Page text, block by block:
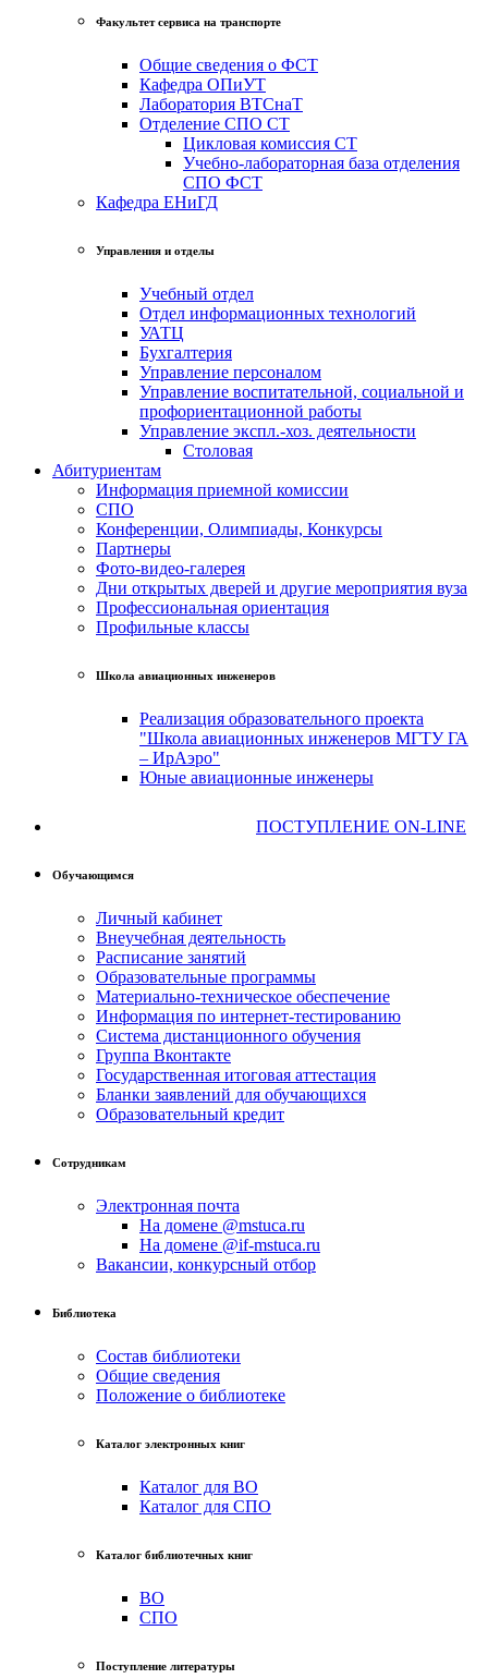
Факультет сервиса на транспорте
Общие сведения о ФСТ
Кафедра ОПиУТ
Лаборатория ВТСнаТ
Отделение СПО СТ
Цикловая комиссия СТ
Учебно-лабораторная база отделения
СПО ФСТ
Кафедра ЕНиГД
Управления и отделы
Учебный отдел
Отдел информационных технологий
УАТЦ
Бухгалтерия
Управление персоналом
Управление воспитательной, социальной и
профориентационной работы
Управление экспл.-хоз. деятельности
Столовая
Абитуриентам
Информация приемной комиссии
СПО
Конференции, Олимпиады, Конкурсы
Партнеры
Фото-видео-галерея
Дни открытых дверей и другие мероприятия вуза
Профессиональная ориентация
Профильные классы
Школа авиационных инженеров
Реализация образовательного проекта
"Школа авиационных инженеров МГТУ ГА
– ИрАэро"
Юные авиационные инженеры
ПОСТУПЛЕНИЕ ON-LINE
Обучающимся
Личный кабинет
Внеучебная деятельность
Расписание занятий
Образовательные программы
Материально-техническое обеспечение
Информация по интернет-тестированию
Система дистанционного обучения
Группа Вконтакте
Государственная итоговая аттестация
Бланки заявлений для обучающихся
Образовательный кредит
Сотрудникам
Электронная почта
На домене @mstuca.ru
На домене @if-mstuca.ru
Вакансии, конкурсный отбор
Библиотека
Состав библиотеки
Общие сведения
Положение о библиотеке
Каталог электронных книг
Каталог для ВО
Каталог для СПО
Каталог библиотечных книг
ВО
СПО
Поступление литературы